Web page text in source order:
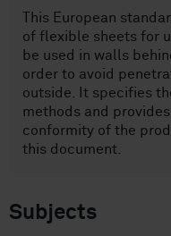
This European
of flexible sheets for
be used in walls
order to avoid
outside. It specifies
methods and
conformity of the
this document.
Subjects